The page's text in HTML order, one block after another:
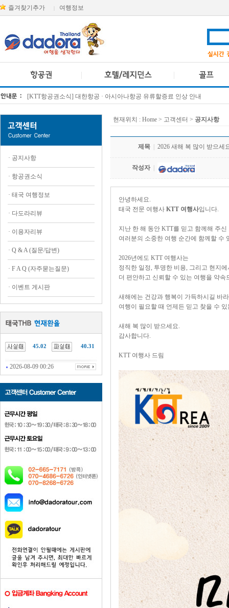
즐겨찾기추가 여행정보
[KTT항공권소식] 대한항공 · 아시아나항공 유류할증료 인상 안내
· 공지사항
· 항공권소식
· 태국 여행정보
· 다도라리뷰
· 이용자리뷰
· Q & A (질문/답변)
· F A Q (자주묻는질문)
· 이벤트 게시판
45.02 40.31
2026-08-09 00:26
현재위치 : Home > 고객센터 > 공지사항
제목 2026 새해 복 많이 받으세
작성자
안녕하세요.
태국 전문 여행사 KTT 여행사입니다.
지난 한 해 동안 KTT를 믿고 함께해 주
여러분의 소중한 여행 순간에 함께할 수
2026년에도 KTT 여행사는
정직한 일정, 투명한 비용, 그리고 현지
더 편안하고 신뢰할 수 있는 여행을 약속
새해에는 건강과 행복이 가득하시길 바
여행이 필요할 때 언제든 믿고 찾을 수
새해 복 많이 받으세요.
감사합니다.
KTT 여행사 드림